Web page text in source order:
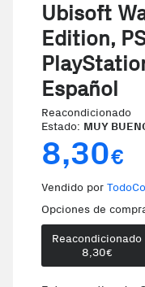
Ubisoft
Edition,
Español
Reacondicionado
Estado: MUY
8,30€
Vendido por
Opciones de
Reacondicionado
8,30€